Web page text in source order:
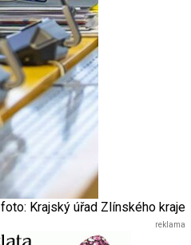
foto: Krajský úřad Zlínského kraje